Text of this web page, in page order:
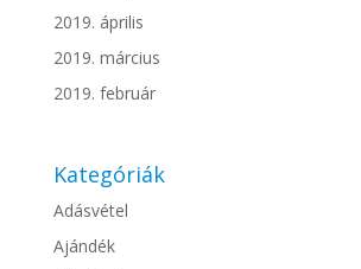
2019. április
2019. március
2019. február
Kategóriák
Adásvétel
Ajándék